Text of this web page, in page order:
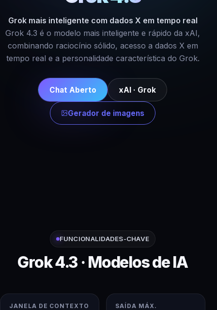
Grok mais inteligente com dados X em tempo real
Grok 4.3 é o modelo mais inteligente e rápido da xAI,
combinando raciocínio sólido, acesso a dados X em
tempo real e a personalidade característica do Grok.
Chat Aberto xAI · Grok
Gerador de imagens
FUNCIONALIDADES-CHAVE
Grok 4.3 · Modelos de IA
JANELA DE CONTEXTO SAÍDA MÁX.